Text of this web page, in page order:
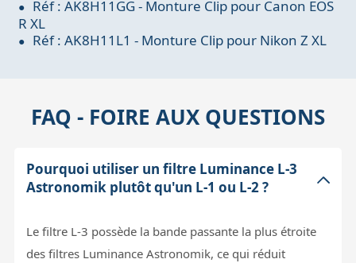
Réf : AK8H11GG - Monture Clip pour Canon EOS
R XL
Réf : AK8H11L1 - Monture Clip pour Nikon Z XL
FAQ - FOIRE AUX QUESTIONS
Pourquoi utiliser un filtre Luminance L-3
Astronomik plutôt qu'un L-1 ou L-2 ?
Le filtre L-3 possède la bande passante la plus étroite
des filtres Luminance Astronomik, ce qui réduit